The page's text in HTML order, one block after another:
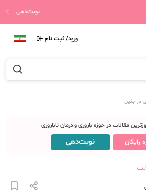
نوبت‌دهی
ورود/ ثبت نام
در جنین
مقالات در حوزه باروری و درمان ناباروری
رایگان نوبت‌دهی